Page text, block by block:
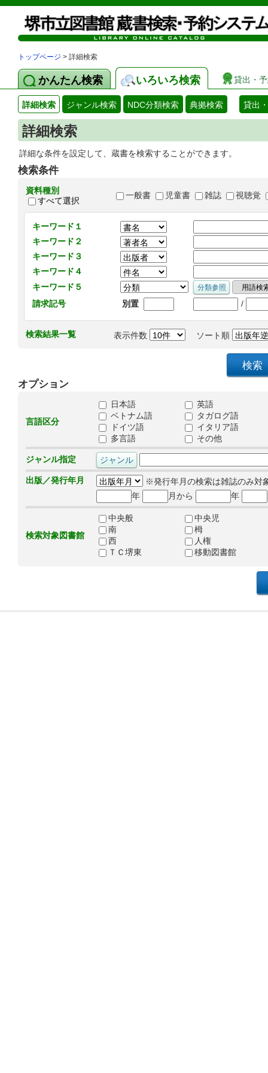
トップページ > 詳細検索
かんたん検索 いろいろ検索 貸出・
詳細検索 ジャンル検索 NDC分類検索 典拠検索 貸出
詳細検索
詳細な条件を設定して、蔵書を検索することができます。
検索条件
資料種別
すべて選択
一般書 児童書 雑誌 視聴覚
キーワード１
キーワード２
キーワード３
キーワード４
キーワード５
請求記号
別置 /
検索結果一覧 表示件数 ソート順
オプション
言語区分
日本語
英語
ベトナム語
タガログ語
ドイツ語
イタリア語
多言語
その他
ジャンル指定
出版／発行年月
※発行年月の検索は雑誌のみ対
年
月から 年
検索対象図書館
中央般
中央児
南
栂
西
人権
ＴＣ堺東
移動図書館